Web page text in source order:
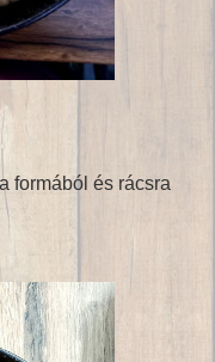
formából és rácsra